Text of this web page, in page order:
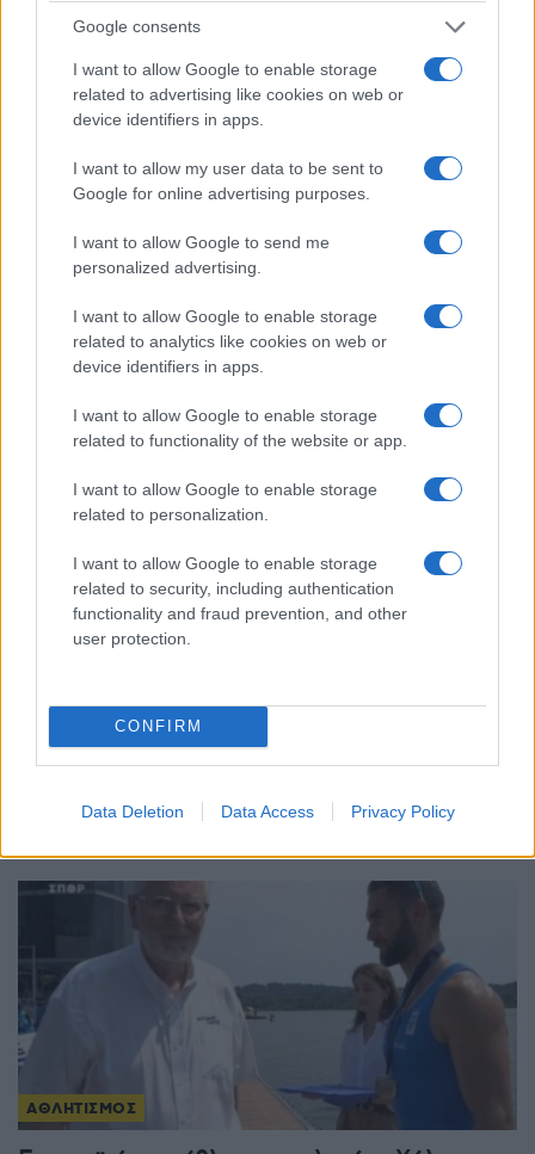
Google consents
I want to allow Google to enable storage
related to advertising like cookies on web or
device identifiers in apps.
I want to allow my user data to be sent to
Google for online advertising purposes.
I want to allow Google to send me
personalized advertising.
I want to allow Google to enable storage
related to analytics like cookies on web or
device identifiers in apps.
I want to allow Google to enable storage
related to functionality of the website or app.
I want to allow Google to enable storage
related to personalization.
I want to allow Google to enable storage
related to security, including authentication
functionality and fraud prevention, and other
user protection.
CONFIRM
Data Deletion Data Access Privacy Policy
Champions League: Βατή η κλήρωση της ΑΕΚ στα
πλέι οφ – Ο αντίπαλος του Ολυμπιακού
3/08/2026 - 1:54μμ
ΑΘΛΗΤΙΣΜΟΣ
Γκεβόργκ Χαρουτιουνιάν: Χάλκινο στο
Παγκόσμιο πρωτάθλημα πάλης με… σπασμένο
χέρι
ΑΘΛΗΤΙΣΜΟΣ